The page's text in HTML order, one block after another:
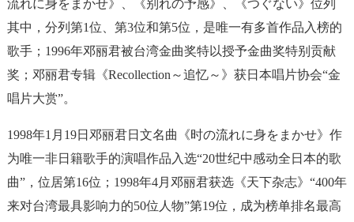
流れに身をまかせ》、《别れの予感》、《つぐない》位列
其中，分列第1位、第3位和第5位，是唯一有多首作品入榜的
歌手；1996年邓丽君被台湾金曲奖特以授予金曲奖特别贡献
奖；邓丽君专辑《Recollection～追忆～》获日本唱片协会“金
唱片大赏”。
1998年1月19日邓丽君日文名曲《时の流れに身をまかせ》作
为唯一非日籍歌手的演唱作品入选“20世纪中感动全日本的歌
曲”，位居第16位；1998年4月邓丽君获选《天下杂志》“400年
来对台湾最具影响力的50位人物”第19位，成为榜单排名最高